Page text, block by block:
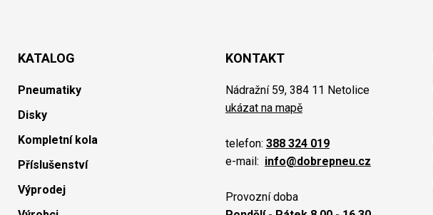
KATALOG
Pneumatiky
Disky
Kompletní kola
Příslušenství
Výprodej
KONTAKT
Nádražní 59, 384 11 Netolice
ukázat na mapě
telefon: 388 324 019
e-mail: info@dobrepneu.cz
Provozní doba